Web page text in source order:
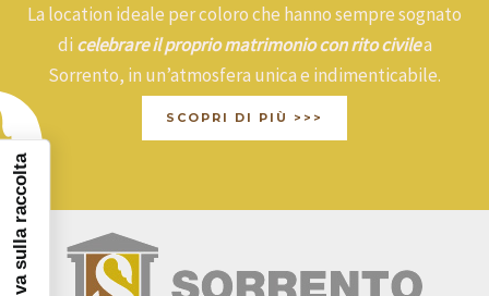
La location ideale per coloro che hanno sempre sognato
di celebrare il proprio matrimonio con rito civilea
Sorrento, in un’atmosfera unica e indimenticabile.
SCOPRI DI PIÙ >>>